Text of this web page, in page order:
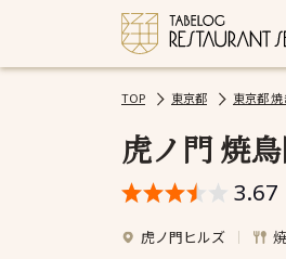
TOP 東京都 東京都
虎ノ門 焼
3.67
虎ノ門ヒルズ